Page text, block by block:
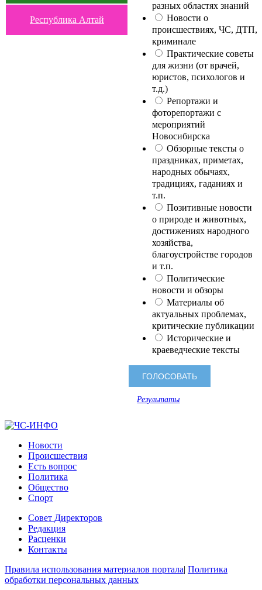
Республика Алтай
разных областях знаний
Новости о
происшествиях, ЧС, ДТП,
криминале
Практические советы
для жизни (от врачей,
юристов, психологов и
т.д.)
Репортажи и
фоторепортажи с
мероприятий
Новосибирска
Обзорные тексты о
праздниках, приметах,
народных обычаях,
традициях, гаданиях и
т.п.
Позитивные новости
о природе и животных,
достижениях народного
хозяйства,
благоустройстве городов
и т.п.
Политические
новости и обзоры
Материалы об
актуальных проблемах,
критические публикации
Исторические и
краеведческие тексты
Результаты
Новости
Происшествия
Есть вопрос
Политика
Общество
Спорт
Совет Директоров
Редакция
Расценки
Контакты
Правила использования материалов портала| Политика
обработки персональных данных